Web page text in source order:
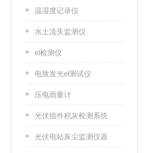
温湿度记录仪
水土流失监测仪
el检测仪
电致发光el测试仪
压电雨量计
光伏组件积灰检测系统
光伏电站灰尘监测仪器